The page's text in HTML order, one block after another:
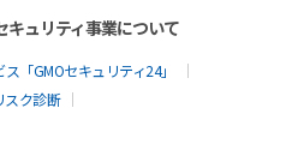
キュリティ事業について
「GMOセキュリティ24」
スク診断